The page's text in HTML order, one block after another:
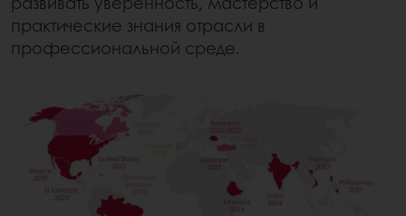
практические знания отрасли в
профессиональной среде.